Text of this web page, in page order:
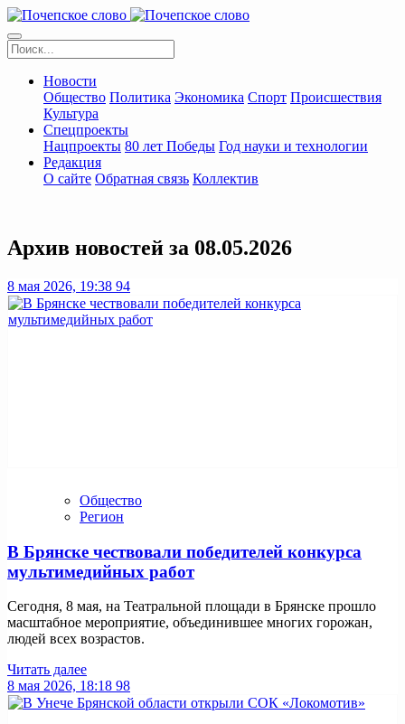
Новости
Общество Политика Экономика Спорт Происшествия
Культура
Спецпроекты
Нацпроекты 80 лет Победы Год науки и технологии
Редакция
О сайте Обратная связь Коллектив
Архив новостей за 08.05.2026
8 мая 2026, 19:38 94
Общество
Регион
В Брянске чествовали победителей конкурса
мультимедийных работ
Сегодня, 8 мая, на Театральной площади в Брянске прошло
масштабное мероприятие, объединившее многих горожан,
людей всех возрастов.
Читать далее
8 мая 2026, 18:18 98